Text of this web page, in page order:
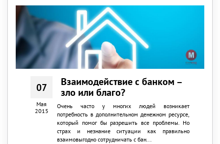
07
Мая
2015
Взаимодействие с банком –
зло или благо?
Очень часто у многих людей возникает
потребность в дополнительном денежном ресурсе,
который помог бы разрешить все проблемы. Но
страх и незнание ситуации как правильно
взаимовыгодно сотрудничать с бан...